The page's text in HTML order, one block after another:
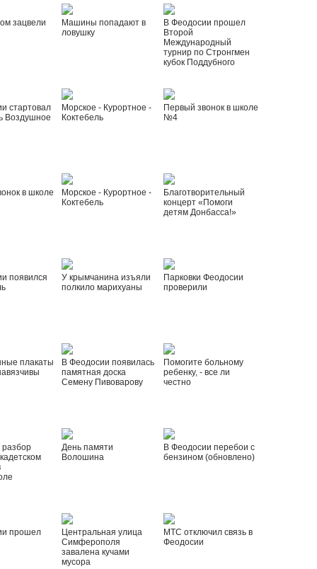
зацвели
Машины попадают в
ловушку
В Феодосии прошел
Второй
Международный
турнир по Стронгмен
кубок Поддубного
стартовал
Воздушное
Морское - Курортное -
Коктебель
Первый звонок в школе
№4
в школе
Морское - Курортное -
Коктебель
Благотворительный
концерт «Помоги
детям Донбасса!»
появился
У крымчанина изъяли
полкило марихуаны
Парковки Феодосии
проверили
плакаты
В Феодосии появилась
памятная доска
Семену Пивоварову
Помогите больному
ребенку, - все ли
честно
День памяти
Волошина
В Феодосии перебои с
бензином (обновлено)
прошел
Центральная улица
Симферополя
завалена кучами
мусора
МТС отключил связь в
Феодосии